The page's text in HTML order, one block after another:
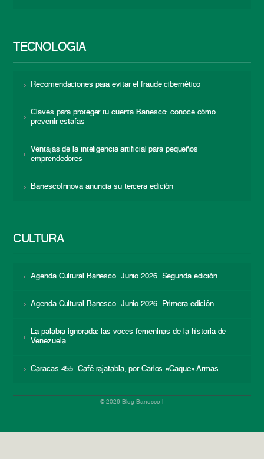
TECNOLOGÍA
Recomendaciones para evitar el fraude cibernético
Claves para proteger tu cuenta Banesco: conoce cómo
prevenir estafas
Ventajas de la inteligencia artificial para pequeños
emprendedores
BanescoInnova anuncia su tercera edición
CULTURA
Agenda Cultural Banesco. Junio 2026. Segunda edición
Agenda Cultural Banesco. Junio 2026. Primera edición
La palabra ignorada: las voces femeninas de la historia de
Venezuela
Caracas 455: Café rajatabla, por Carlos «Caque» Armas
© 2026 Blog Banesco |